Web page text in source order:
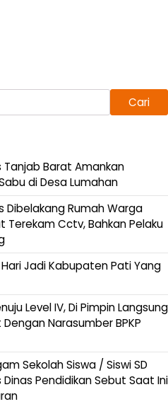
Cari
Tanjab Barat Amankan
di Desa Lumahan
Dibelakang Rumah Warga
Terekam Cctv, Bahkan Pelaku
Jadi Kabupaten Pati Yang
Level IV, Di Pimpin Langsung
Narasumber BPKP
Sekolah Siswa / Siswi SD
Dinas Pendidikan Sebut Saat Ini